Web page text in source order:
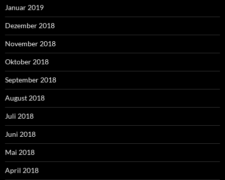
Januar 2019
Dezember 2018
November 2018
Oktober 2018
September 2018
August 2018
Juli 2018
Juni 2018
Mai 2018
April 2018